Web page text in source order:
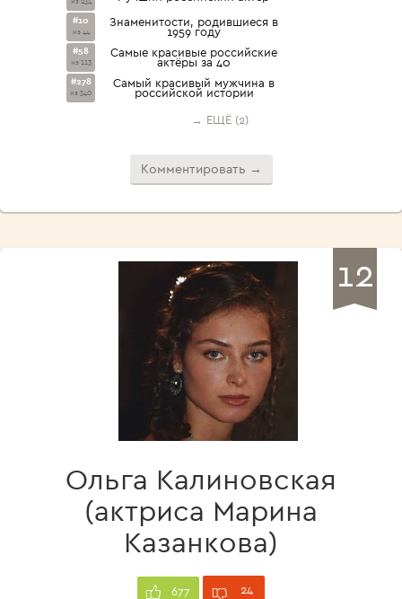
#10
из 44
Знаменитости, родившиеся в
1959 году
#58
из 113
Самые красивые российские
актёры за 40
#278
из 340
Самый красивый мужчина в
российской истории
→ ЕЩЁ (2)
Комментировать →
12
Ольга Калиновская
(актриса Марина
Казанкова)
677 24